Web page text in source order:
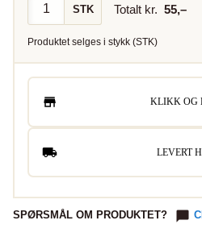
STK Totalt kr. 55,–
Produktet selges i stykk (STK)
KLIKK OG
LEVERT
SPØRSMÅL OM PRODUKTET?